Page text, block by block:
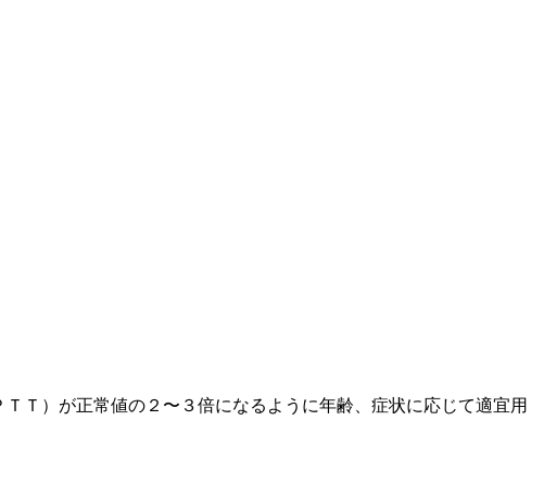
Ｔ）が正常値の２〜３倍になるように年齢、症状に応じて適宜用